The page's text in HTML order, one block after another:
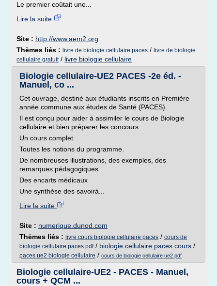
Le premier coûtait une...
Lire la suite
Site : http://www.aem2.org
Thèmes liés : livre de biologie cellulaire paces / livre de biologie
cellulaire gratuit/ livre biologie cellulaire
Biologie cellulaire-UE2 PACES -2e éd. -
Manuel, co ...
Cet ouvrage, destiné aux étudiants inscrits en Première
année commune aux études de Santé (PACES).
Il est conçu pour aider à assimiler le cours de Biologie
cellulaire et bien préparer les concours.
Un cours complet
Toutes les notions du programme.
De nombreuses illustrations, des exemples, des
remarques pédagogiques
Des encarts médicaux
Une synthèse des savoirà...
Lire la suite
Site : numerique.dunod.com
Thèmes liés : livre cours biologie cellulaire paces / cours de
biologie cellulaire paces pdf/ biologie cellulaire paces cours /
paces ue2 biologie cellulaire / cours de biologie cellulaire ue2 pdf
Biologie cellulaire-UE2 - PACES - Manuel,
cours + QCM ...